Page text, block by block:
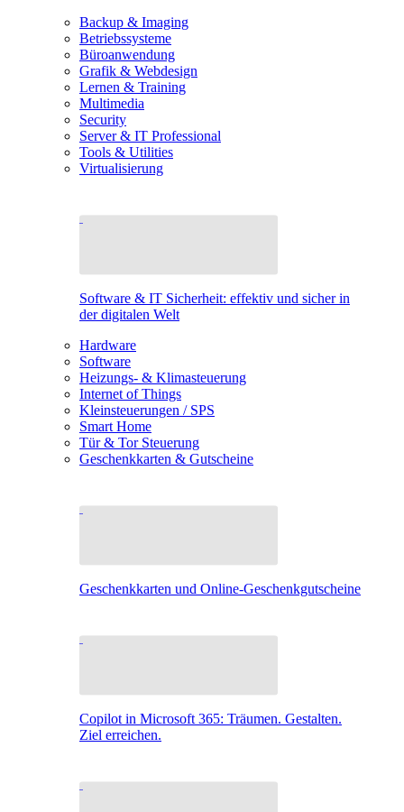
Backup & Imaging
Betriebssysteme
Büroanwendung
Grafik & Webdesign
Lernen & Training
Multimedia
Security
Server & IT Professional
Tools & Utilities
Virtualisierung
Software & IT Sicherheit: effektiv und sicher in
der digitalen Welt
Hardware
Software
Heizungs- & Klimasteuerung
Internet of Things
Kleinsteuerungen / SPS
Smart Home
Tür & Tor Steuerung
Geschenkkarten & Gutscheine
Geschenkkarten und Online-Geschenkgutscheine
Copilot in Microsoft 365: Träumen. Gestalten.
Ziel erreichen.